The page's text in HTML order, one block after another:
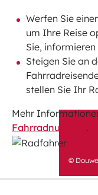
Werfen Sie
um Ihre Reise
Sie,
Steigen Sie an
stellen Sie Ihr
Mehr
Fahrradnutzung .
©